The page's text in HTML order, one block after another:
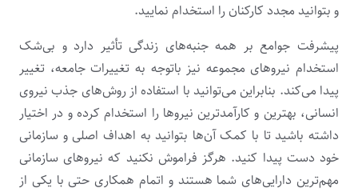
و بتوانید مجدد کارکنان را استخدام نمایید.
پیشرفت جوامع بر همه جنبه‌های زندگی تأثیر دارد و بی‌شک
استخدام نیروهای مجموعه نیز باتوجه به تغییرات جامعه، تغییر
پیدا می‌کند. بنابراین می‌توانید با استفاده از روش‌های جذب نیروی
انسانی، بهترین و کارآمدترین نیروها را استخدام کرده و در اختیار
داشته باشید تا با کمک آن‌ها بتوانید به اهداف اصلی و سازمانی
خود دست پیدا کنید. هرگز فراموش نکنید که نیروهای سازمانی
مهم‌ترین دارایی‌های شما هستند و اتمام همکاری حتی با یکی از